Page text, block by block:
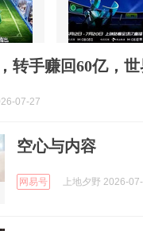
转手赚回60亿，
07-27
空心与内容
网易号 上地夕野 2026-